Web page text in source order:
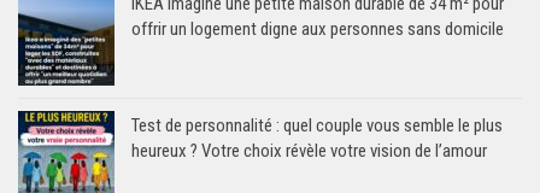
offrir un logement digne aux personnes sans domicile
Test de personnalité : quel couple vous semble le plus
heureux ? Votre choix révèle votre vision de l’amour